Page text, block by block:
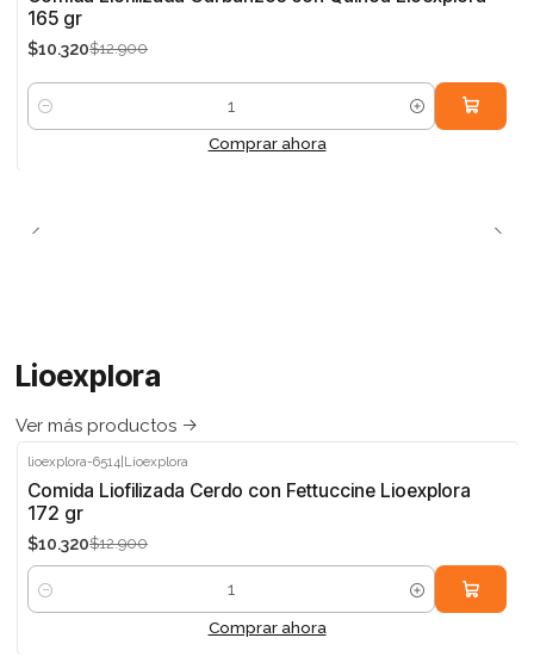
165 gr
$10.320$12.900
Cantidad
Comprar ahora
Lioexplora
Ver más productos
-20%
lioexplora-6514|Lioexplora
Comida Liofilizada Cerdo con Fettuccine Lioexplora
172 gr
$10.320$12.900
Cantidad
Comprar ahora